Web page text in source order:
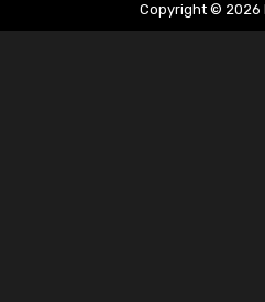
Copyright © 2026